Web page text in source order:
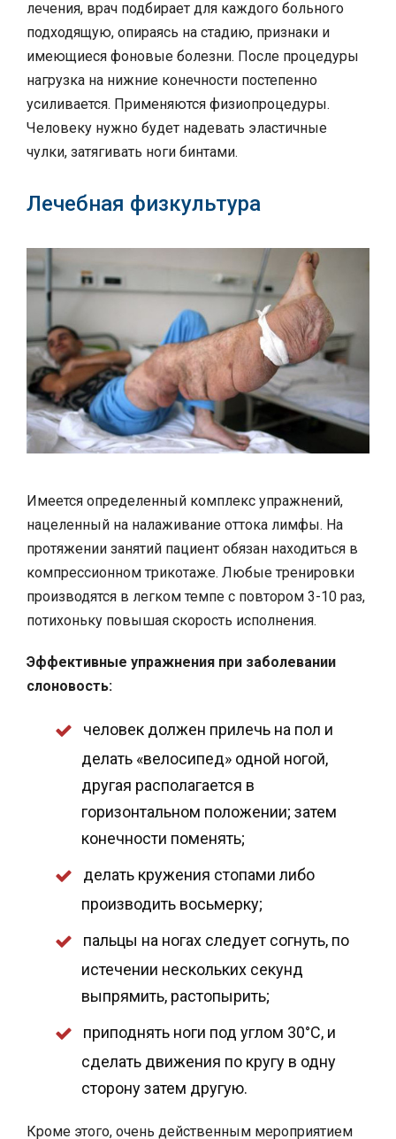
лечения, врач подбирает для каждого больного
подходящую, опираясь на стадию, признаки и
имеющиеся фоновые болезни. После процедуры
нагрузка на нижние конечности постепенно
усиливается. Применяются физиопроцедуры.
Человеку нужно будет надевать эластичные
чулки, затягивать ноги бинтами.
Лечебная физкультура
Имеется определенный комплекс упражнений,
нацеленный на налаживание оттока лимфы. На
протяжении занятий пациент обязан находиться в
компрессионном трикотаже. Любые тренировки
производятся в легком темпе с повтором 3-10 раз,
потихоньку повышая скорость исполнения.
Эффективные упражнения при заболевании
слоновость:
человек должен прилечь на пол и
делать «велосипед» одной ногой,
другая располагается в
горизонтальном положении; затем
конечности поменять;
делать кружения стопами либо
производить восьмерку;
пальцы на ногах следует согнуть, по
истечении нескольких секунд
выпрямить, растопырить;
приподнять ноги под углом 30°С, и
сделать движения по кругу в одну
сторону затем другую.
Кроме этого, очень действенным мероприятием